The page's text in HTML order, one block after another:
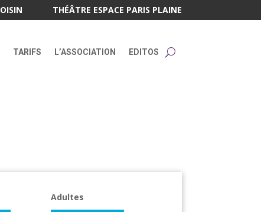
THÉÂTRE ESPACE PARIS PLAINE
TARIFS L’ASSOCIATION EDITOS
Adultes